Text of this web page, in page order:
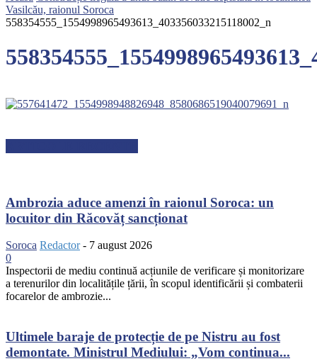
Vasilcău, raionul Soroca
558354555_1554998965493613_403356033215118002_n
Ambrozia aduce amenzi în raionul Soroca: un
locuitor din Răcovăț sancționat
Soroca Redactor - 7 august 2026
0
Inspectorii de mediu continuă acțiunile de verificare și monitorizare
a terenurilor din localitățile țării, în scopul identificării și combaterii
focarelor de ambrozie...
Ultimele baraje de protecție de pe Nistru au fost
demontate. Ministrul Mediului: „Vom continua...